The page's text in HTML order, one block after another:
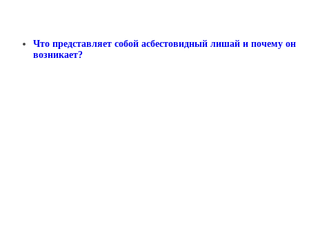
Что представляет собой асбестовидный лишай и почему он
возникает?